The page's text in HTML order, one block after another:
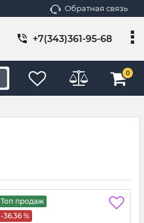
Обратная связь
+7(343)361-95-68
0
Топ продаж
-36.36 %